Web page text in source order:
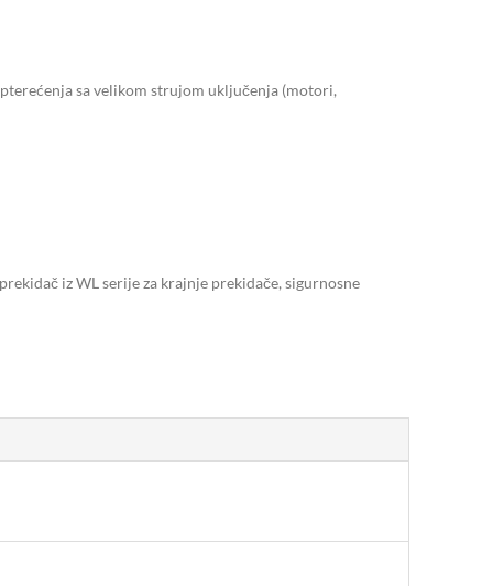
sa velikom strujom uključenja (motori,
iz WL serije za krajnje prekidače, sigurnosne